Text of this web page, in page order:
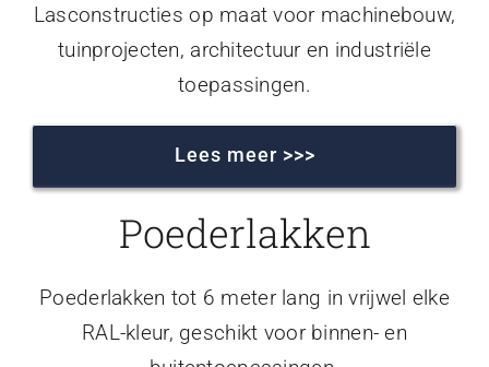
Lasconstructies op maat voor machinebouw,
tuinprojecten, architectuur en industriële
toepassingen.
Lees meer >>>
Poederlakken
Poederlakken tot 6 meter lang in vrijwel elke
RAL-kleur, geschikt voor binnen- en